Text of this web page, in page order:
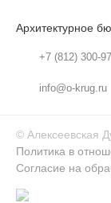
Архитектурное
+7 (812) 300-
info@o-krug.ru
© Алексеевская
Политика в
Согласие на